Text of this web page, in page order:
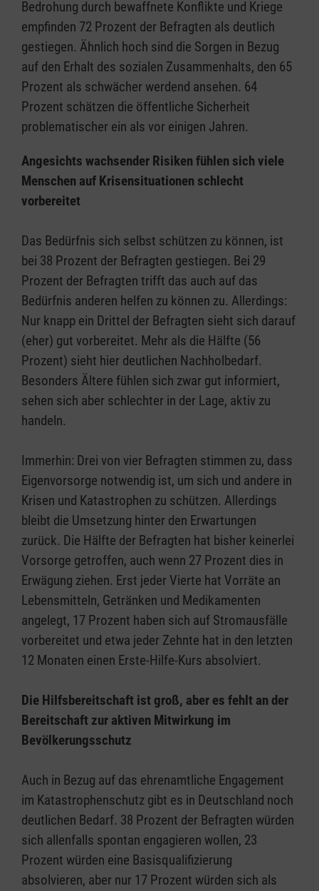
Bedrohung durch bewaffnete Konflikte und Kriege
empfinden 72 Prozent der Befragten als deutlich
gestiegen. Ähnlich hoch sind die Sorgen in Bezug
auf den Erhalt des sozialen Zusammenhalts, den 65
Prozent als schwächer werdend ansehen. 64
Prozent schätzen die öffentliche Sicherheit
problematischer ein als vor einigen Jahren.
Angesichts wachsender Risiken fühlen sich viele
Menschen auf Krisensituationen schlecht
vorbereitet
Das Bedürfnis sich selbst schützen zu können, ist
bei 38 Prozent der Befragten gestiegen. Bei 29
Prozent der Befragten trifft das auch auf das
Bedürfnis anderen helfen zu können zu. Allerdings:
Nur knapp ein Drittel der Befragten sieht sich darauf
(eher) gut vorbereitet. Mehr als die Hälfte (56
Prozent) sieht hier deutlichen Nachholbedarf.
Besonders Ältere fühlen sich zwar gut informiert,
sehen sich aber schlechter in der Lage, aktiv zu
handeln.
Immerhin: Drei von vier Befragten stimmen zu, dass
Eigenvorsorge notwendig ist, um sich und andere in
Krisen und Katastrophen zu schützen. Allerdings
bleibt die Umsetzung hinter den Erwartungen
zurück. Die Hälfte der Befragten hat bisher keinerlei
Vorsorge getroffen, auch wenn 27 Prozent dies in
Erwägung ziehen. Erst jeder Vierte hat Vorräte an
Lebensmitteln, Getränken und Medikamenten
angelegt, 17 Prozent haben sich auf Stromausfälle
vorbereitet und etwa jeder Zehnte hat in den letzten
12 Monaten einen Erste-Hilfe-Kurs absolviert.
Die Hilfsbereitschaft ist groß, aber es fehlt an der
Bereitschaft zur aktiven Mitwirkung im
Bevölkerungsschutz
Auch in Bezug auf das ehrenamtliche Engagement
im Katastrophenschutz gibt es in Deutschland noch
deutlichen Bedarf. 38 Prozent der Befragten würden
sich allenfalls spontan engagieren wollen, 23
Prozent würden eine Basisqualifizierung
absolvieren, aber nur 17 Prozent würden sich als